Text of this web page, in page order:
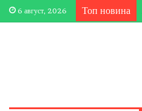
6 август, 2026 Топ новина